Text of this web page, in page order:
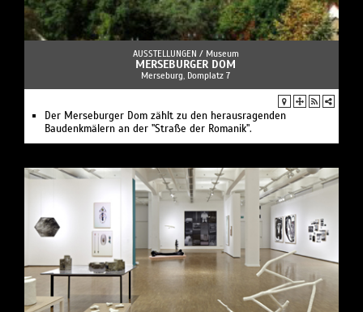
AUSSTELLUNGEN / Museum
MERSEBURGER DOM
Merseburg, Domplatz 7
Der Merseburger Dom zählt zu den herausragenden
Baudenkmälern an der "Straße der Romanik".